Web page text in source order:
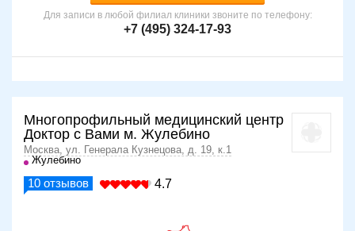
Для записи в любой филиал клиники звоните по телефону:
+7 (495) 324-17-93
Многопрофильный медицинский центр
Доктор с Вами м. Жулебино
Москва, ул. Генерала Кузнецова, д. 19, к.1
Жулебино
10 отзывов 4.7